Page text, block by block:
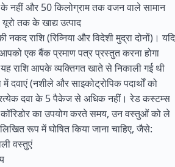
नहीं और 50 किलोग्राम तक वजन वाले सामान
तक के खाद्य उत्पाद
राशि (रिव्निया और विदेशी मुद्रा दोनों)। यदि
एक बैंक प्रमाण पत्र प्रस्तुत करना होगा
राशि आपके व्यक्तिगत खाते से निकाली गई थी
में दवाएं (नशीले और साइकोट्रोपिक पदार्थों को
दवा के 5 पैकेज से अधिक नहीं। रेड कस्टम्स
कॉरिडोर का उपयोग करते समय, उन वस्तुओं को ले
रूप में घोषित किया जाना चाहिए, जैसे:
वस्तुएं